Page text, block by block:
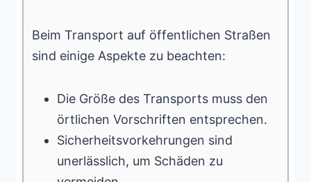
Beim Transport auf öffentlichen Straßen
sind einige Aspekte zu beachten:
Die Größe des Transports muss den
örtlichen Vorschriften entsprechen.
Sicherheitsvorkehrungen sind
unerlässlich, um Schäden zu